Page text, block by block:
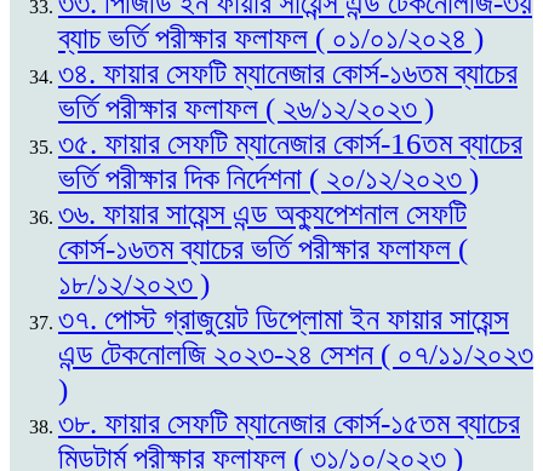
ব্যাচ ভর্তি পরীক্ষার ফলাফল ( ০১/০১/২০২৪ )
৩৪. ফায়ার সেফটি ম্যানেজার কোর্স-১৬তম ব্যাচের
ভর্তি পরীক্ষার ফলাফল ( ২৬/১২/২০২৩ )
৩৫. ফায়ার সেফটি ম্যানেজার কোর্স-16তম ব্যাচের
ভর্তি পরীক্ষার দিক নির্দেশনা ( ২০/১২/২০২৩ )
৩৬. ফায়ার সায়েন্স এন্ড অক্যুপেশনাল সেফটি
কোর্স-১৬তম ব্যাচের ভর্তি পরীক্ষার ফলাফল (
১৮/১২/২০২৩ )
৩৭. পোস্ট গ্রাজুয়েট ডিপ্লোমা ইন ফায়ার সায়েন্স
এন্ড টেকনোলজি ২০২৩-২৪ সেশন ( ০৭/১১/২০২৩
)
৩৮. ফায়ার সেফটি ম্যানেজার কোর্স-১৫তম ব্যাচের
মিডটার্ম পরীক্ষার ফলাফল ( ৩১/১০/২০২৩ )